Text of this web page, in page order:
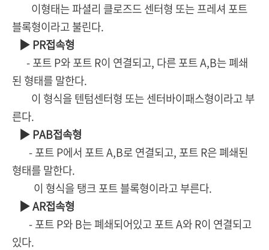
이형태는 파셜리 클로즈드 센터형 또는 프레셔 포트
블록형이라고 불린다.
▶ PR접속형
- 포트 P와 포트 R이 연결되고, 다른 포트 A,B는 폐쇄
된 형태를 말한다.
이 형식을 텐텀센터형 또는 센터바이패스형이라고 부
른다.
▶ PAB접속형
- 포트 P에서 포트 A,B로 연결되고, 포트 R은 폐쇄된
형태를 말한다.
이 형식을 탱크 포트 블록형이라고 부른다.
▶ AR접속형
- 포트 P와 B는 폐쇄되어있고 포트 A와 R이 연결되고
있다.